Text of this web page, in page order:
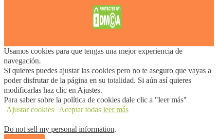
Usamos cookies para que tengas una mejor experiencia de
navegación.
Si quieres puedes ajustar las cookies pero no te aseguro que vayas a
poder disfrutar de la página en su totalidad. Si aún así quieres
modificarlas haz clic en Ajustes.
Para saber sobre la política de cookies dale clic a "leer más"
Ajustar cookies
Aceptar todas leer más
Do not sell my personal information.